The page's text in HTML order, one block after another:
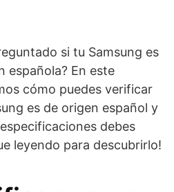
si tu Samsung es
española? En este
cómo puedes verificar
es de origen español y
debes
leyendo para descubrirlo!